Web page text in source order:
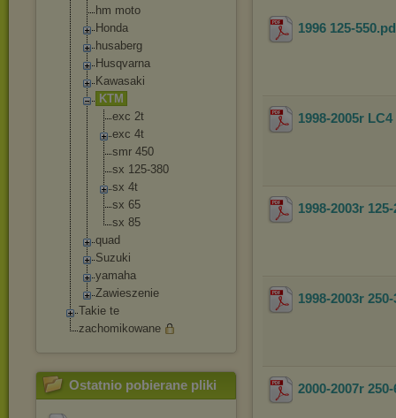
hm moto
Honda
husaberg
Husqvarna
Kawasaki
KTM
exc 2t
exc 4t
smr 450
sx 125-380
sx 4t
sx 65
sx 85
quad
Suzuki
yamaha
Zawieszenie
Takie te
zachomikowane
Ostatnio pobierane pliki
1996 125-550
1998-2005r LC4
1998-2003r 125-
1998-2003r 250-
2000-2007r 250-